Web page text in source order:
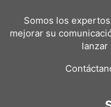
Somos los
mejorar su
lanzar